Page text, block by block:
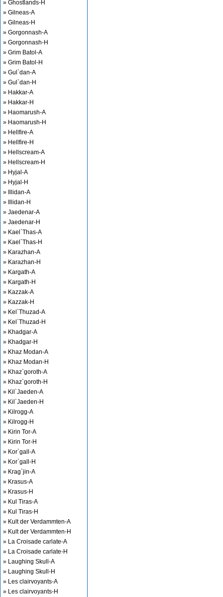
» Ghostlands-H
» Gilneas-A
» Gilneas-H
» Gorgonnash-A
» Gorgonnash-H
» Grim Batol-A
» Grim Batol-H
» Gul`dan-A
» Gul`dan-H
» Hakkar-A
» Hakkar-H
» Haomarush-A
» Haomarush-H
» Hellfire-A
» Hellfire-H
» Hellscream-A
» Hellscream-H
» Hyjal-A
» Hyjal-H
» Illidan-A
» Illidan-H
» Jaedenar-A
» Jaedenar-H
» Kael`Thas-A
» Kael`Thas-H
» Karazhan-A
» Karazhan-H
» Kargath-A
» Kargath-H
» Kazzak-A
» Kazzak-H
» Kel`Thuzad-A
» Kel`Thuzad-H
» Khadgar-A
» Khadgar-H
» Khaz Modan-A
» Khaz Modan-H
» Khaz`goroth-A
» Khaz`goroth-H
» Kil`Jaeden-A
» Kil`Jaeden-H
» Kilrogg-A
» Kilrogg-H
» Kirin Tor-A
» Kirin Tor-H
» Kor`gall-A
» Kor`gall-H
» Krag`jin-A
» Krasus-A
» Krasus-H
» Kul Tiras-A
» Kul Tiras-H
» Kult der Verdammten-A
» Kult der Verdammten-H
» La Croisade carlate-A
» La Croisade carlate-H
» Laughing Skull-A
» Laughing Skull-H
» Les clairvoyants-A
» Les clairvoyants-H